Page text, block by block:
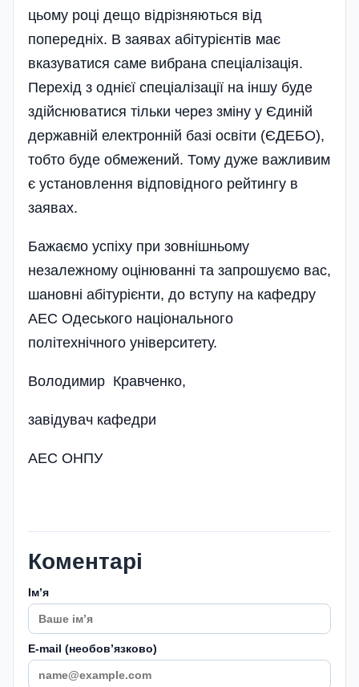
цьому році дещо відрізняються від
попередніх. В заявах абітурієнтів має
вказуватися саме вибрана спеці­алізація.
Перехід з однієї спеці­алізації на іншу буде
здійснюватися тільки через зміну у Єдиній
державній електронній базі освіти (ЄДЕБО),
тобто буде обмежений. Тому дуже важливим
є установлення відповідного рейтингу в
заявах.
Бажаємо успіху при зовнішньому
незалежному оцінюванні та запрошуємо вас,
шановні абітурієнти, до вступу на кафедру
АЕС Одеського національного
політехнічного уні­верситету.
Володимир Кравченко,
завідувач кафедри
АЕС ОНПУ
Коментарі
Імʼя
E-mail (необовʼязково)